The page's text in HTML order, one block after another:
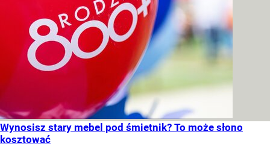
Wynosisz stary mebel pod śmietnik? To może słono
kosztować